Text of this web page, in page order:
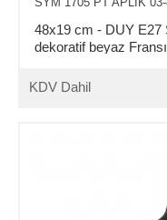
48x19 cm - DUY E27
dekoratif beyaz
KDV Dahil